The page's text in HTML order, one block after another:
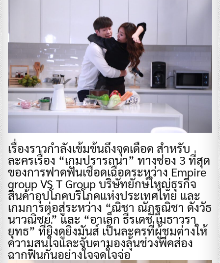
เรื่องราวกำลังเข้มข้นถึงจุดเดือด สำหรับ
ละครเรื่อง “เกมปรารถนา” ทางช่อง 3 ที่สุด
ของการฟาดฟันเชือดเฉือดระหว่าง Empire
group VS T Group บริษัทยักษ์ใหญ่ธุรกิจ
สินค้าอุปโภคบริโภคแห่งประเทศไทย และ
เกมการต่อสู่ระหว่าง “ณิชา ณัฏฐณิชา ดังวัธ
นาวณิชย์” และ “อาเล็ก ธีรเดช เมธาวรา
ยุทธ” ที่ยิ่งดูยิ่งมันส์ เป็นละครที่ผู้ชมต่างให้
ความสนใจและจับตามองลุ้นช่วงพีคส่อง
ฉากฟินกันอย่างใจจดใจจ่อ